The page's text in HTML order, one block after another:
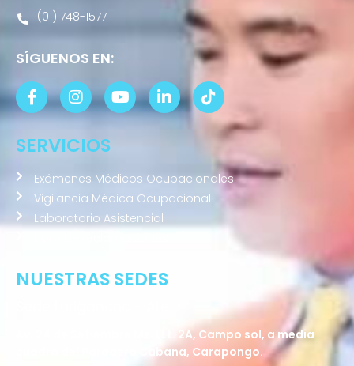
(01) 748-1577
SÍGUENOS EN:
NUESTRAS SEDES
Av. 24 de Setiembre Mz. I Lt. 2A, Campo sol, a media
cuadra del Paradero Cabana, Carapongo.
SERVICIOS
Exámenes Médicos Ocupacionales
Vigilancia Médica Ocupacional
Laboratorio Asistencial